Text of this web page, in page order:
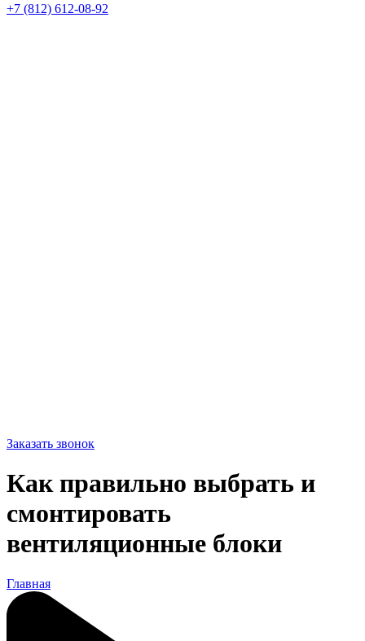
+7 (812) 612-08-92
Заказать звонок
Как правильно выбрать и
смонтировать
вентиляционные блоки
Главная